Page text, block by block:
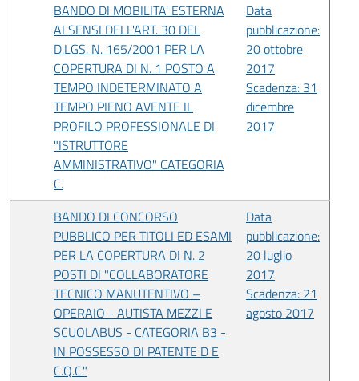
BANDO DI MOBILITA' ESTERNA
AI SENSI DELL'ART. 30 DEL
D.LGS. N. 165/2001 PER LA
COPERTURA DI N. 1 POSTO A
TEMPO INDETERMINATO A
TEMPO PIENO AVENTE IL
PROFILO PROFESSIONALE DI
"ISTRUTTORE
AMMINISTRATIVO" CATEGORIA
C.
Data
pubblicazione:
20 ottobre
2017
Scadenza: 31
dicembre
2017
BANDO DI CONCORSO
PUBBLICO PER TITOLI ED ESAMI
PER LA COPERTURA DI N. 2
POSTI DI "COLLABORATORE
TECNICO MANUTENTIVO –
OPERAIO - AUTISTA MEZZI E
SCUOLABUS - CATEGORIA B3 -
IN POSSESSO DI PATENTE D E
C.Q.C."
Data
pubblicazione:
20 luglio
2017
Scadenza: 21
agosto 2017